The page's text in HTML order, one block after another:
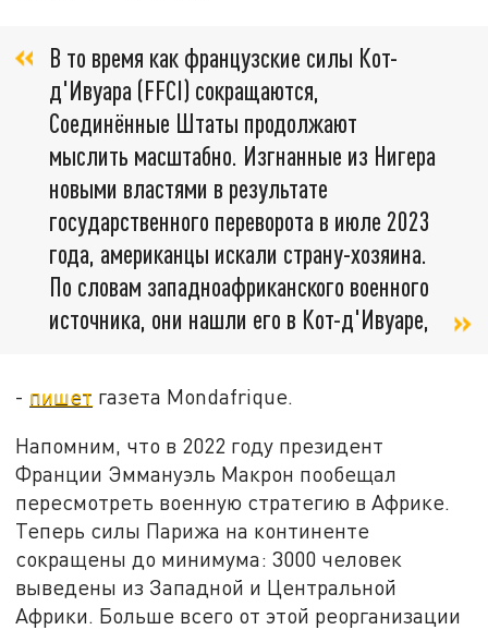
В то время как французские силы Кот-
д'Ивуара (FFCI) сокращаются,
Соединённые Штаты продолжают
мыслить масштабно. Изгнанные из Нигера
новыми властями в результате
государственного переворота в июле 2023
года, американцы искали страну-хозяина.
По словам западноафриканского военного
источника, они нашли его в Кот-д'Ивуаре,
- пишет газета Mondafrique.
Напомним, что в 2022 году президент
Франции Эммануэль Макрон пообещал
пересмотреть военную стратегию в Африке.
Теперь силы Парижа на континенте
сокращены до минимума: 3000 человек
выведены из Западной и Центральной
Африки. Больше всего от этой реорганизации